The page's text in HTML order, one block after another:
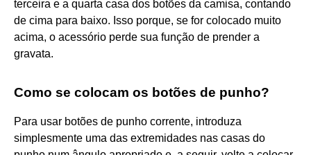
terceira e a quarta casa dos botões da camisa, contando
de cima para baixo. Isso porque, se for colocado muito
acima, o acessório perde sua função de prender a
gravata.
Como se colocam os botões de punho?
Para usar botões de punho corrente, introduza
simplesmente uma das extremidades nas casas do